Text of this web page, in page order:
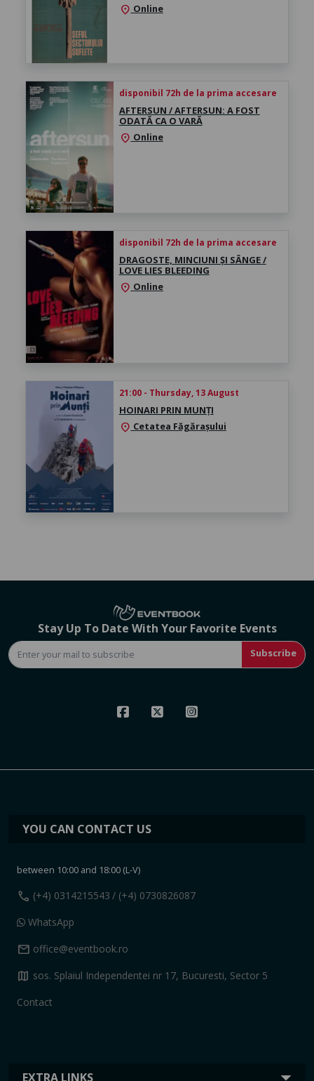
location_on Online
disponibil 72h de la prima accesare
AFTERSUN / AFTERSUN: A FOST
ODATĂ CA O VARĂ
location_on Online
disponibil 72h de la prima accesare
DRAGOSTE, MINCIUNI ȘI SÂNGE /
LOVE LIES BLEEDING
location_on Online
21:00 - Thursday, 13 August
HOINARI PRIN MUNȚI
location_on Cetatea Făgărașului
Stay Up To Date With Your Favorite Events
Subscribe
EXTRA LINKS
YOU CAN CONTACT US
between 10:00 and 18:00 (L-V)
call (+4) 0314215543 / (+4) 0730826087
WhatsApp
mail office@eventbook.ro
map sos. Splaiul Independentei nr 17, Bucuresti, Sector 5
Contact